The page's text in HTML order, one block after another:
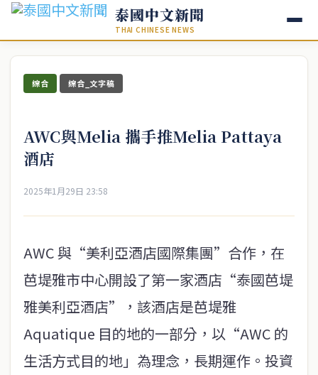
泰國中文新聞
THAI CHINESE NEWS
綜合 綜合_文字稿
AWC與Melia 攜手推Melia Pattaya
酒店
2025年1月29日 23:58
AWC 與“美利亞酒店國際集團”合作，在
芭堤雅市中心開設了第一家酒店“泰國芭堤
雅美利亞酒店”，該酒店是芭堤雅
Aquatique 目的地的一部分，以“AWC 的
生活方式目的地」為理念，長期運作。投資